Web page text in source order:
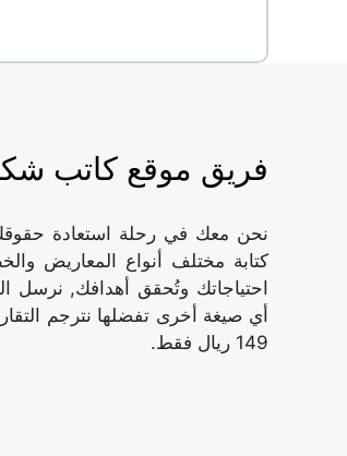
فريق موقع كاتب
نحن معك في رحلة استعادة
كتابة مختلف أنواع المعاريض
أي صيغة أخرى تفضلها نترجم
149 ريال فقط.